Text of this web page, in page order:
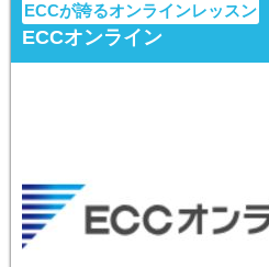
ECCが誇るオンラインレッスン
ECCオンライン